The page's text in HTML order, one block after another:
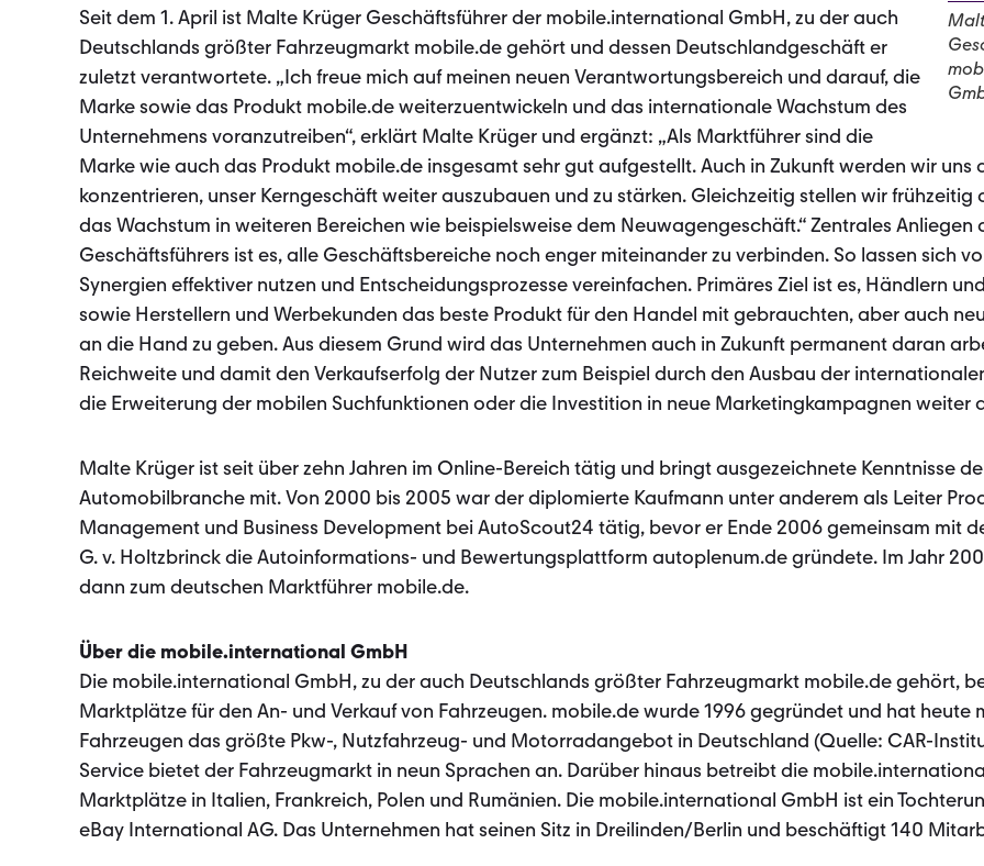
Seit dem 1. April ist Malte Krüger Geschäftsführer der mobile.international GmbH, zu der auch
Deutschlands größter Fahrzeugmarkt mobile.de gehört und dessen Deutschlandgeschäft er
zuletzt verantwortete. „Ich freue mich auf meinen neuen Verantwortungsbereich und darauf, die
Marke sowie das Produkt mobile.de weiterzuentwickeln und das internationale Wachstum des
Unternehmens voranzutreiben“, erklärt Malte Krüger und ergänzt: „Als Marktführer sind die
Marke wie auch das Produkt mobile.de insgesamt sehr gut aufgestellt. Auch in Zukunft werden wir uns
konzentrieren, unser Kerngeschäft weiter auszubauen und zu stärken. Gleichzeitig stellen wir frühzeitig
das Wachstum in weiteren Bereichen wie beispielsweise dem Neuwagengeschäft.“ Zentrales Anliegen
Geschäftsführers ist es, alle Geschäftsbereiche noch enger miteinander zu verbinden. So lassen sich
Synergien effektiver nutzen und Entscheidungsprozesse vereinfachen. Primäres Ziel ist es, Händlern
sowie Herstellern und Werbekunden das beste Produkt für den Handel mit gebrauchten, aber auch
an die Hand zu geben. Aus diesem Grund wird das Unternehmen auch in Zukunft permanent daran
Reichweite und damit den Verkaufserfolg der Nutzer zum Beispiel durch den Ausbau der
die Erweiterung der mobilen Suchfunktionen oder die Investition in neue Marketingkampagnen weiter
Malte Krüger ist seit über zehn Jahren im Online-Bereich tätig und bringt ausgezeichnete Kenntnisse
Automobilbranche mit. Von 2000 bis 2005 war der diplomierte Kaufmann unter anderem als Leiter
Management und Business Development bei AutoScout24 tätig, bevor er Ende 2006 gemeinsam mit
G. v. Holtzbrinck die Autoinformations- und Bewertungsplattform autoplenum.de gründete. Im Jahr
dann zum deutschen Marktführer mobile.de.
Über die mobile.international GmbH
Die mobile.international GmbH, zu der auch Deutschlands größter Fahrzeugmarkt mobile.de gehört,
Marktplätze für den An- und Verkauf von Fahrzeugen. mobile.de wurde 1996 gegründet und hat heute
Fahrzeugen das größte Pkw-, Nutzfahrzeug- und Motorradangebot in Deutschland (Quelle: CAR-
Service bietet der Fahrzeugmarkt in neun Sprachen an. Darüber hinaus betreibt die
Marktplätze in Italien, Frankreich, Polen und Rumänien. Die mobile.international GmbH ist ein
eBay International AG. Das Unternehmen hat seinen Sitz in Dreilinden/Berlin und beschäftigt 140